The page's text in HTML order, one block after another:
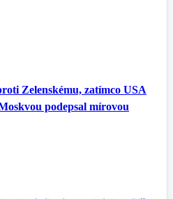
Zelenskému, zatímco USA
podepsal mírovou